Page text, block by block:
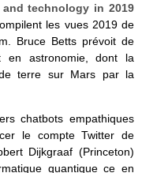
technology in 2019
les vues 2019 de
Bruce Betts prévoit de
en astronomie, dont la
de terre sur Mars par la
chatbots empathiques
le compte Twitter de
Dijkgraaf (Princeton)
quantique ce en